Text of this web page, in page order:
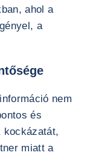
ahol a
a
nem
és
kockázatát,
miatt a